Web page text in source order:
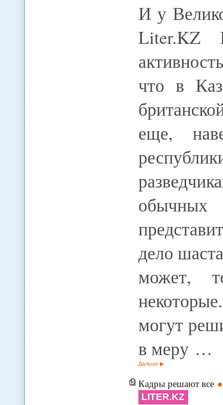
И у
Liter.KZ
что в
еще,
дело
может,
могут
в меру …
Дальше
Кадры решают все
LITER.KZ